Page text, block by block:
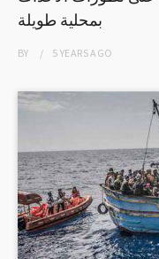
بمحلية طويلة
BY 5 YEARSAGO